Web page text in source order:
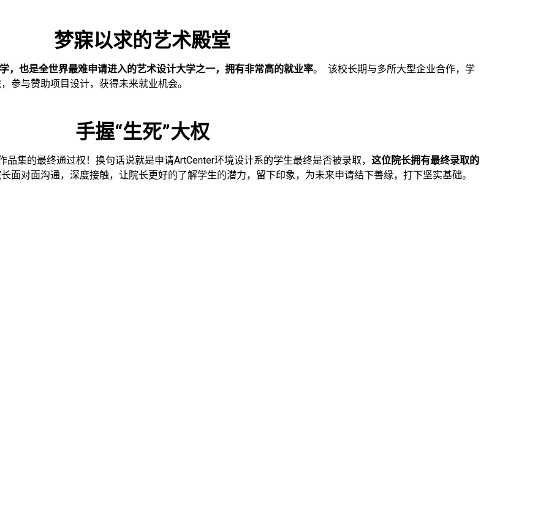
梦寐以求的艺术殿堂
也是全世界最难申请进入的艺术设计大学之一，拥有非常高的就业率。 该校长期与多所大型企业合作，学
参与赞助项目设计，获得未来就业机会。
手握“生死”大权
集的最终通过权！换句话说就是申请ArtCenter环境设计系的学生最终是否被录取， 这位院长拥有最终录取的
面对面沟通，深度接触，让院长更好的了解学生的潜力，留下印象，为未来申请结下善缘，打下坚实基础。